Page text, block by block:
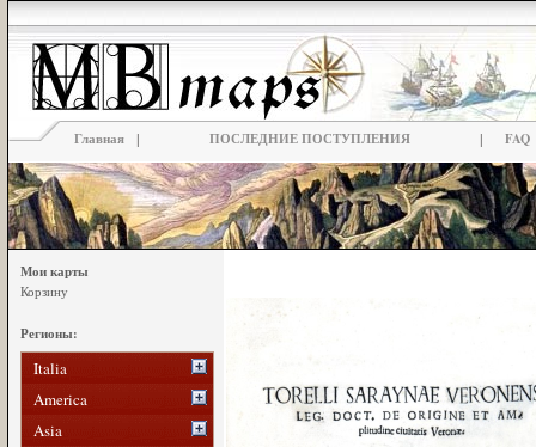
Главная | ПОСЛЕДНИЕ ПОСТУПЛЕНИЯ | FAQ
Мои карты
Корзину
Регионы:
Italia
America
Asia